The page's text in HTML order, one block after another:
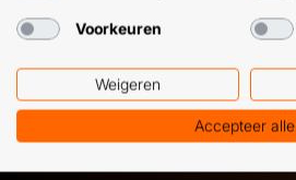
+31 (0) 85 303
7224
Voorkeuren
Weigeren
Accepteer alle